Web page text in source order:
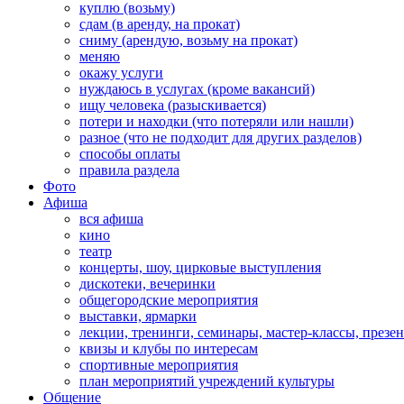
куплю (возьму)
сдам (в аренду, на прокат)
сниму (арендую, возьму на прокат)
меняю
окажу услуги
нуждаюсь в услугах (кроме вакансий)
ищу человека (разыскивается)
потери и находки (что потеряли или нашли)
разное (что не подходит для других разделов)
способы оплаты
правила раздела
Фото
Афиша
вся афиша
кино
театр
концерты, шоу, цирковые выступления
дискотеки, вечеринки
общегородские мероприятия
выставки, ярмарки
лекции, тренинги, семинары, мастер-классы,
квизы и клубы по интересам
спортивные мероприятия
план мероприятий учреждений культуры
Общение